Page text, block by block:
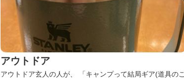
アウトドア
アウトドア玄人の人が、
「キャンプって結局ギア(道具のこ